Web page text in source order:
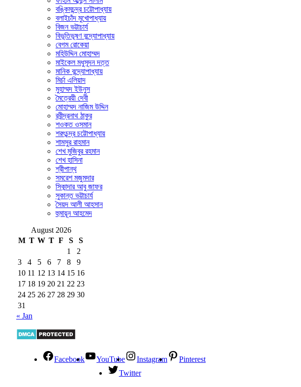
বঙ্কিমচন্দ্র চট্টোপাধ্যায়
বলাইচাঁদ মুখোপাধ্যায়
বিজন ভট্টাচার্য
বিভূতিভূষণ বন্দ্যোপাধ্যায়
বেগম রোকেয়া
মহিউদ্দিন মোহাম্মদ
মাইকেল মধুসূদন দত্ত
মানিক বন্দ্যোপাধ্যায়
মির্চা এলিয়াদ
মুহাম্মদ ইউনুস
মৈত্রেয়ী দেবী
মোহাম্মদ নাজিম উদ্দিন
রবীন্দ্রনাথ ঠাকুর
শওকত ওসমান
শরৎচন্দ্র চট্টোপাধ্যায়
শামসুর রাহমান
শেখ মুজিবুর রহমান
শেখ হাসিনা
শ্রীপান্থ
সমরেশ মজুমদার
সিকান্দার আবু জাফর
সুকান্ত ভট্টাচার্য
সৈয়দ আলী আহসান
হুমায়ূন আহমেদ
August 2026
M T W T F S
S
1
2
3
4 5 6 7 8
9
10 11 12 13 14 15 16
17 18 19 20 21 22 23
24 25 26 27 28 29 30
31
« Jan
Facebook YouTube Instagram
Pinterest
Twitter